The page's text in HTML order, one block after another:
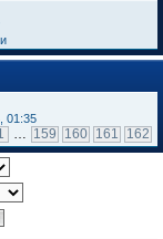
01:35
… 159 160 161 162